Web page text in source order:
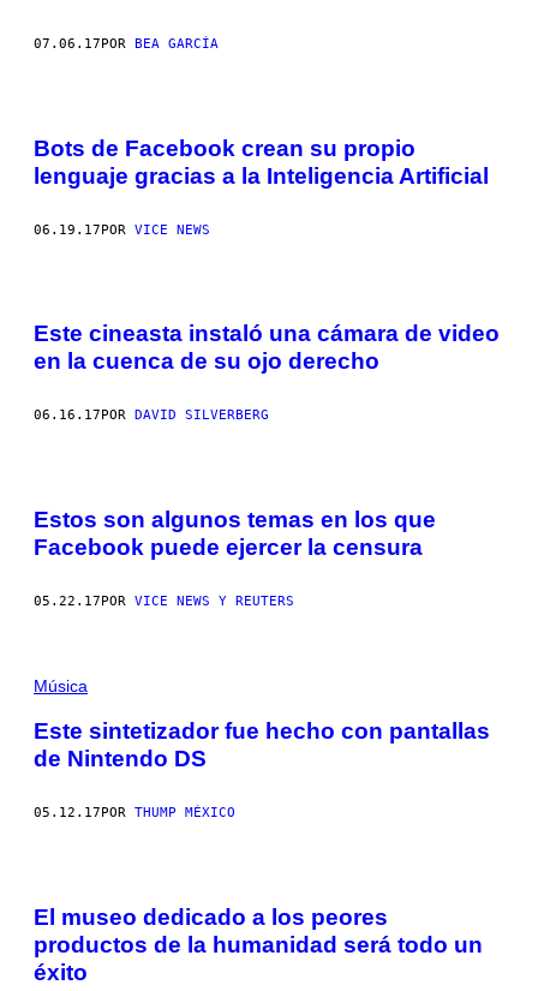
07.06.17POR BEA GARCÍA
Bots de Facebook crean su propio
lenguaje gracias a la Inteligencia Artificial
06.19.17POR VICE NEWS
Este cineasta instaló una cámara de video
en la cuenca de su ojo derecho
06.16.17 POR DAVID SILVERBERG
Estos son algunos temas en los que
Facebook puede ejercer la censura
05.22.17POR VICE NEWS Y REUTERS
Música
Este sintetizador fue hecho con pantallas
de Nintendo DS
05.12.17 POR THUMP MÉXICO
El museo dedicado a los peores
productos de la humanidad será todo un
éxito